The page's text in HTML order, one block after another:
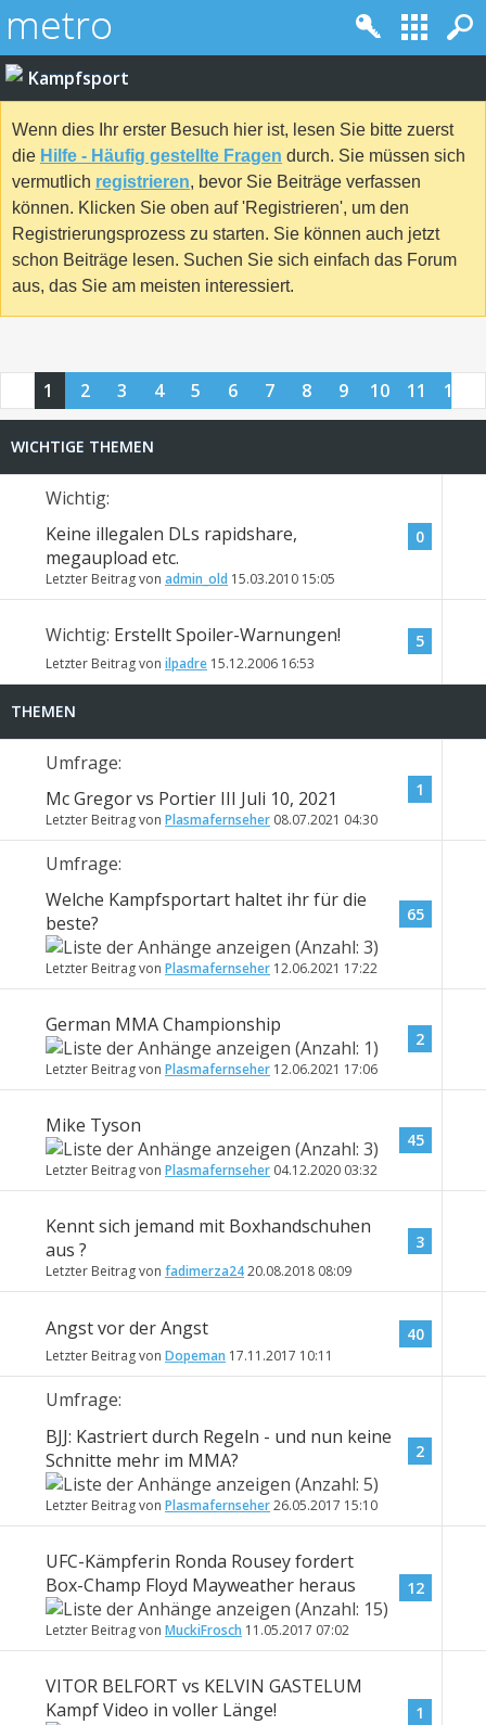
Kampfsport
Wenn dies Ihr erster Besuch hier ist, lesen Sie bitte zuerst
die Hilfe - Häufig gestellte Fragen durch. Sie müssen sich
vermutlich registrieren, bevor Sie Beiträge verfassen
können. Klicken Sie oben auf 'Registrieren', um den
Registrierungsprozess zu starten. Sie können auch jetzt
schon Beiträge lesen. Suchen Sie sich einfach das Forum
aus, das Sie am meisten interessiert.
1 2 3 4 5 6 7 8 9 10 11
12
25
26
WICHTIGE THEMEN
Wichtig:
Keine illegalen DLs rapidshare,
megaupload etc.
Letzter Beitrag von admin_old 15.03.2010 15:05
0
Wichtig: Erstellt Spoiler-Warnungen!
Letzter Beitrag von ilpadre 15.12.2006 16:53
5
THEMEN
Umfrage:
Mc Gregor vs Portier III Juli 10, 2021
Letzter Beitrag von Plasmafernseher 08.07.2021 04:30
1
Umfrage:
Welche Kampfsportart haltet ihr für die
beste?
Letzter Beitrag von Plasmafernseher 12.06.2021 17:22
65
German MMA Championship
Letzter Beitrag von Plasmafernseher 12.06.2021 17:06
2
Mike Tyson
Letzter Beitrag von Plasmafernseher 04.12.2020 03:32
45
Kennt sich jemand mit Boxhandschuhen
aus ?
Letzter Beitrag von fadimerza2420.08.2018 08:09
3
Angst vor der Angst
Letzter Beitrag von Dopeman 17.11.2017 10:11
40
Umfrage:
BJJ: Kastriert durch Regeln - und nun keine
Schnitte mehr im MMA?
Letzter Beitrag von Plasmafernseher26.05.2017 15:10
2
UFC-Kämpferin Ronda Rousey fordert
Box-Champ Floyd Mayweather heraus
Letzter Beitrag von MuckiFrosch 11.05.2017 07:02
12
VITOR BELFORT vs KELVIN GASTELUM
Kampf Video in voller Länge!
1